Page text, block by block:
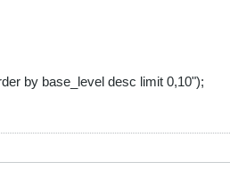
by base_level desc limit 0,10");